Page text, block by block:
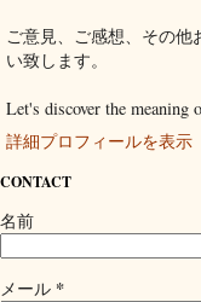
ご意見、ご感想、その
い致します。
Let's discover the
詳細プロフィールを表示
CONTACT
名前
メール *